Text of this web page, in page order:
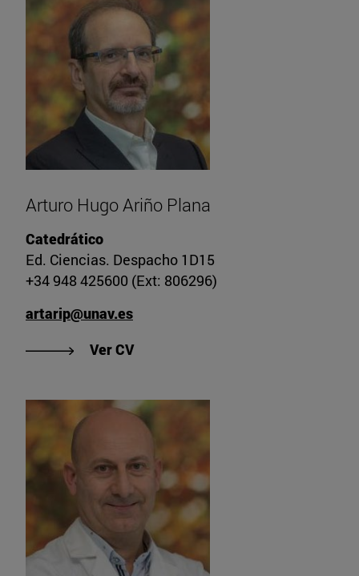
Arturo Hugo Ariño Plana
Catedrático
Ed. Ciencias. Despacho 1D15
+34 948 425600 (Ext: 806296)
artarip@unav.es
Ver CV"Ver CV de Arturo Hugo Ariño